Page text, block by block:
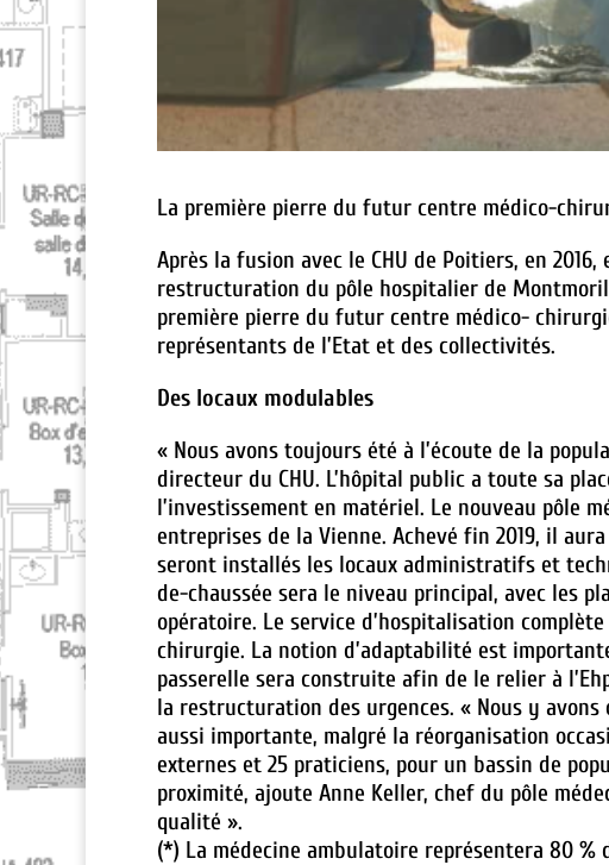
La première pierre du futur centre médico-
Après la fusion avec le CHU de Poitiers, en
restructuration du pôle hospitalier de
première pierre du futur centre médico-
représentants de l’Etat et des collectivités.
Des locaux modulables
« Nous avons toujours été à l’écoute de la
directeur du CHU. L’hôpital public a toute sa
l’investissement en matériel. Le nouveau pôle
entreprises de la Vienne. Achevé fin 2019, il
seront installés les locaux administratifs et
de-chaussée sera le niveau principal, avec les
opératoire. Le service d’hospitalisation
chirurgie. La notion d’adaptabilité est
passerelle sera construite afin de le relier à
la restructuration des urgences. « Nous y avons
aussi importante, malgré la réorganisation
externes et 25 praticiens, pour un bassin de
proximité, ajoute Anne Keller, chef du pôle
qualité ».
(*) La médecine ambulatoire représentera 80 %